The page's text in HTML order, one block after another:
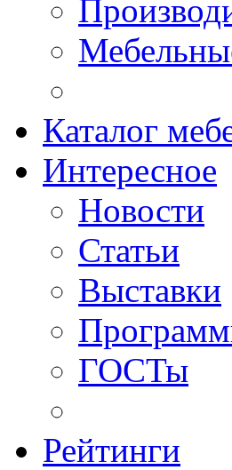
Каталог
Интересное
Новости
Статьи
Выставки
ГОСТы
Рейтинги